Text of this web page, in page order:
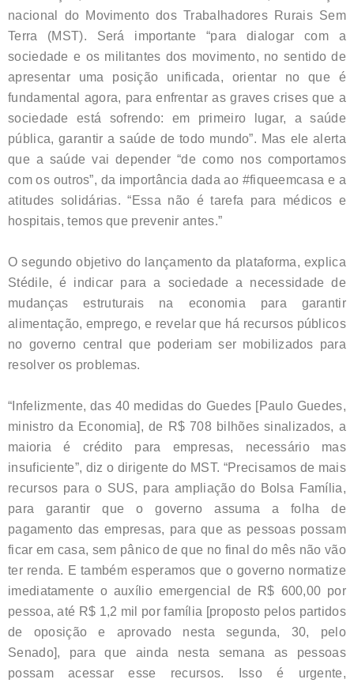
nacional do Movimento dos Trabalhadores Rurais Sem
Terra (MST). Será importante “para dialogar com a
sociedade e os militantes dos movimento, no sentido de
apresentar uma posição unificada, orientar no que é
fundamental agora, para enfrentar as graves crises que a
sociedade está sofrendo: em primeiro lugar, a saúde
pública, garantir a saúde de todo mundo”. Mas ele alerta
que a saúde vai depender “de como nos comportamos
com os outros”, da importância dada ao #fiqueemcasa e a
atitudes solidárias. “Essa não é tarefa para médicos e
hospitais, temos que prevenir antes.”
O segundo objetivo do lançamento da plataforma, explica
Stédile, é indicar para a sociedade a necessidade de
mudanças estruturais na economia para garantir
alimentação, emprego, e revelar que há recursos públicos
no governo central que poderiam ser mobilizados para
resolver os problemas.
“Infelizmente, das 40 medidas do Guedes [Paulo Guedes,
ministro da Economia], de R$ 708 bilhões sinalizados, a
maioria é crédito para empresas, necessário mas
insuficiente”, diz o dirigente do MST. “Precisamos de mais
recursos para o SUS, para ampliação do Bolsa Família,
para garantir que o governo assuma a folha de
pagamento das empresas, para que as pessoas possam
ficar em casa, sem pânico de que no final do mês não vão
ter renda. E também esperamos que o governo normatize
imediatamente o auxílio emergencial de R$ 600,00 por
pessoa, até R$ 1,2 mil por família [proposto pelos partidos
de oposição e aprovado nesta segunda, 30, pelo
Senado], para que ainda nesta semana as pessoas
possam acessar esse recursos. Isso é urgente,